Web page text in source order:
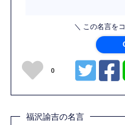
＼ この名言を
0
福沢諭吉の名言